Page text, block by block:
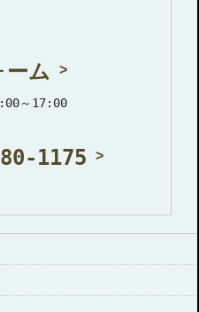
ーム
～17:00
1175